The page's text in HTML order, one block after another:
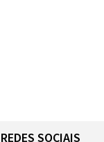
REDES SOCIAIS